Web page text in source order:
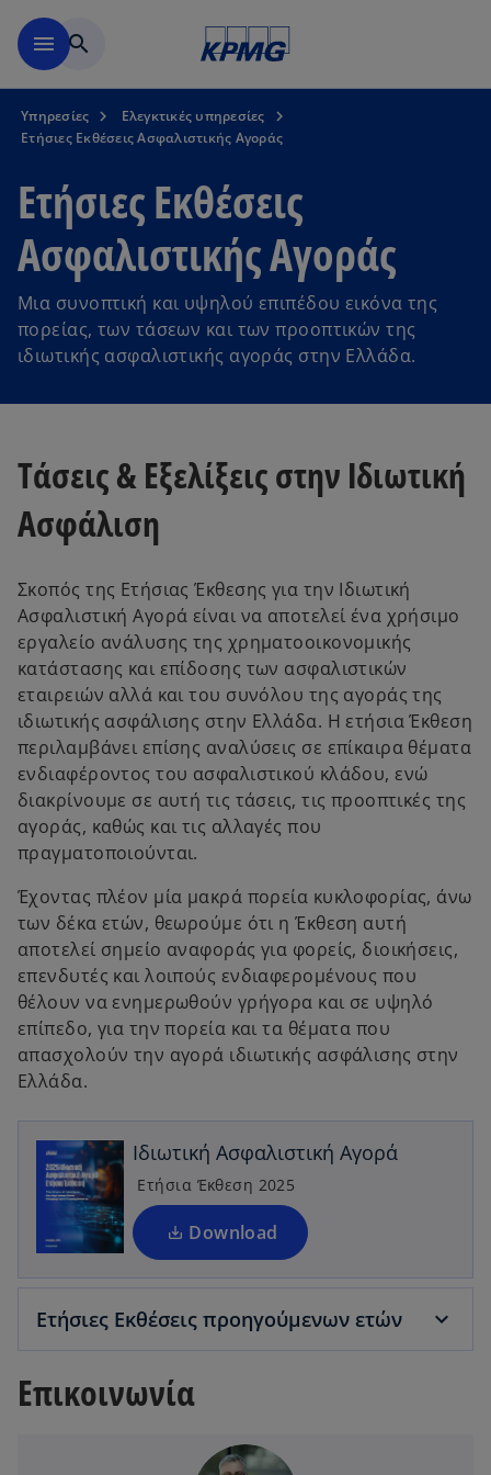
menu search
Υπηρεσίες
Ελεγκτικές υπηρεσίες
Ετήσιες Εκθέσεις Ασφαλιστικής Αγοράς
Ετήσιες Εκθέσεις
Ασφαλιστικής Αγοράς
Μια συνοπτική και υψηλού επιπέδου εικόνα της
πορείας, των τάσεων και των προοπτικών της
ιδιωτικής ασφαλιστικής αγοράς στην Ελλάδα.
Τάσεις & Εξελίξεις στην Ιδιωτική
Ασφάλιση
Σκοπός της Ετήσιας Έκθεσης για την Ιδιωτική
Ασφαλιστική Αγορά είναι να αποτελεί ένα χρήσιμο
εργαλείο ανάλυσης της χρηματοοικονομικής
κατάστασης και επίδοσης των ασφαλιστικών
εταιρειών αλλά και του συνόλου της αγοράς της
ιδιωτικής ασφάλισης στην Ελλάδα. Η ετήσια Έκθεση
περιλαμβάνει επίσης αναλύσεις σε επίκαιρα θέματα
ενδιαφέροντος του ασφαλιστικού κλάδου, ενώ
διακρίνουμε σε αυτή τις τάσεις, τις προοπτικές της
αγοράς, καθώς και τις αλλαγές που
πραγματοποιούνται.
Έχοντας πλέον μία μακρά πορεία κυκλοφορίας, άνω
των δέκα ετών, θεωρούμε ότι η Έκθεση αυτή
αποτελεί σημείο αναφοράς για φορείς, διοικήσεις,
επενδυτές και λοιπούς ενδιαφερομένους που
θέλουν να ενημερωθούν γρήγορα και σε υψηλό
επίπεδο, για την πορεία και τα θέματα που
απασχολούν την αγορά ιδιωτικής ασφάλισης στην
Ελλάδα.
Ιδιωτική Ασφαλιστική Αγορά
Ετήσια Έκθεση 2025
Download
o
n
s
i
n
a
n
e
w
Ετήσιες Εκθέσεις προηγούμενων ετών
Επικοινωνία